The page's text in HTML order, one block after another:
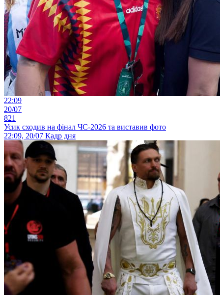
22:09
20/07
821
Усик сходив на фінал ЧС-2026 та виставив фото
22:09, 20/07 Кадр дня